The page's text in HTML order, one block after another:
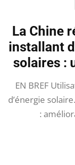
La Chine
installant
solaires :
EN BREF
d’énergie
: